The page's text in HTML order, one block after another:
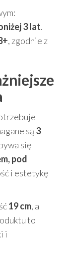
3 lat.
, zgodnie z
są 3
się
pod
i estetykę
19 cm, a
to
i